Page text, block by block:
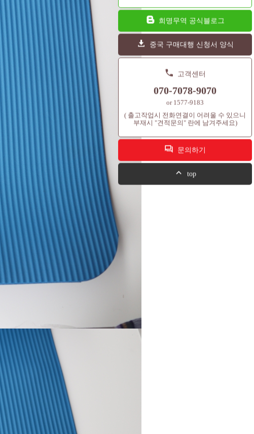
희명무역 공식블로그
중국 구매대행 신청서 양식
고객센터
070-7078-9070
or 1577-9183
( 출고작업시 전화연결이 어려울 수 있으니
부재시 "견적문의" 란에 남겨주세요)
문의하기
top